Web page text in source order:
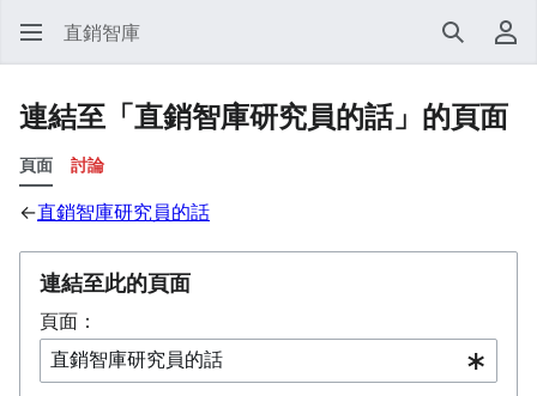
直銷智庫 搜尋 使
連結至「直銷智庫研究員的話」的頁面
頁面 討論
←直銷智庫研究員的話
連結至此的頁面
頁面：